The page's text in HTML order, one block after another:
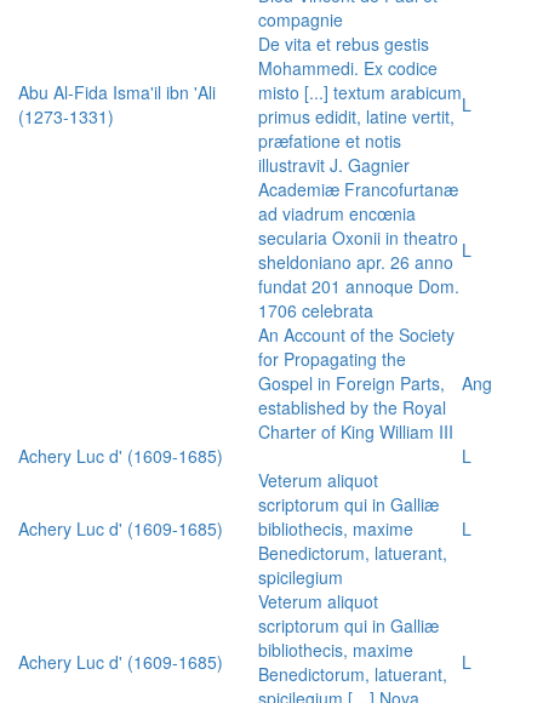
compagnie
Abu Al-Fida Isma'il ibn 'Ali
(1273-1331)
De vita et rebus gestis
Mohammedi. Ex codice
misto [...] textum arabicum
primus edidit, latine vertit,
præfatione et notis
illustravit J. Gagnier
L
Academiæ Francofurtanæ
ad viadrum encœnia
secularia Oxonii in theatro
sheldoniano apr. 26 anno
fundat 201 annoque Dom.
1706 celebrata
L
An Account of the Society
for Propagating the
Gospel in Foreign Parts,
established by the Royal
Charter of King William III
Ang
Achery Luc d' (1609-1685) L
Achery Luc d' (1609-1685)
Veterum aliquot
scriptorum qui in Galliæ
bibliothecis, maxime
Benedictorum, latuerant,
spicilegium
L
Achery Luc d' (1609-1685)
Veterum aliquot
scriptorum qui in Galliæ
bibliothecis, maxime
Benedictorum, latuerant,
spicilegium […] Nova
L